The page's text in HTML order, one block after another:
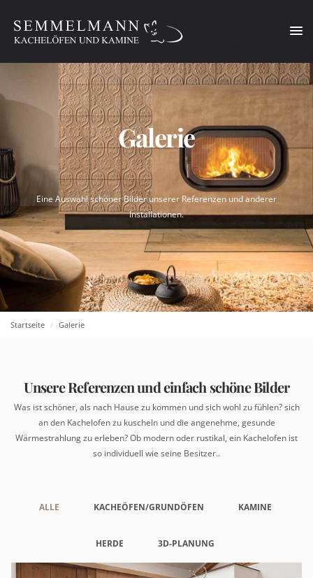
erfahren..
Galerie
Eine Auswahl schöner Bilder unserer Referenzen und anderer
Installationen.
Startseite Galerie
Unsere Referenzen und einfach schöne Bilder
Was ist schöner, als nach Hause zu kommen und sich wohl zu fühlen? sich
an den Kachelofen zu kuscheln und die angenehme, gesunde
Wärmestrahlung zu erleben? Ob modern oder rustikal, ein Kachelofen ist
so individuell wie seine Besitzer..
ALLE KACHEÖFEN/GRUNDÖFEN KAMINE
HERDE 3D-PLANUNG